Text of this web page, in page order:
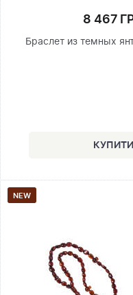
8 467
Браслет из темных
NEW